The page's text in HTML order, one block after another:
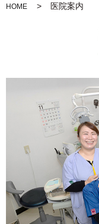
HOME 医院案内